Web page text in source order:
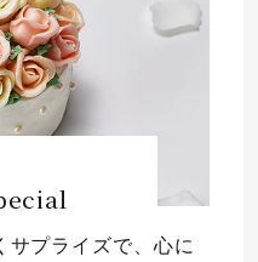
サプライズで、心に